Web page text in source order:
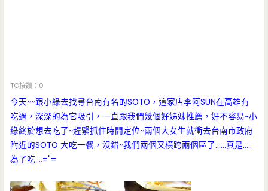
TG按讚：0
今天~~跟小綠去找尋台南有名的SOTO，這家店李阿SUN在高雄有
吃過，深深的為它吸引，一直跟我們幾個好姊妹推薦，好不容易~小
綠終於想去吃了~趕緊抓住時間定位~兩個大女生就衝去台南市政府
附近的SOTO 大吃一餐，沒錯~我們兩個又橫跨兩個區了……真是…..
為了吃….="=